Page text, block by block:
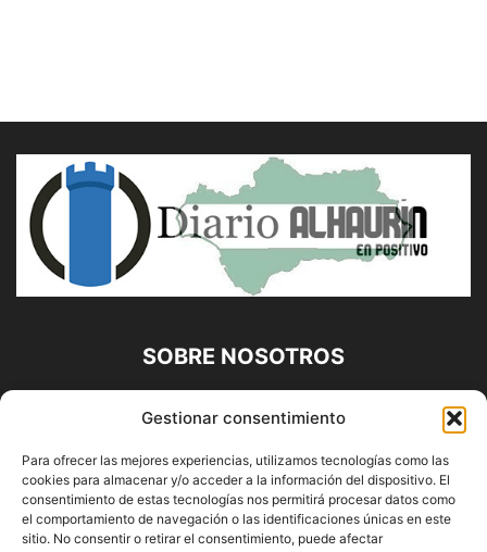
Gestionar consentimiento
Para ofrecer las mejores experiencias, utilizamos tecnologías como las
cookies para almacenar y/o acceder a la información del dispositivo. El
consentimiento de estas tecnologías nos permitirá procesar datos como
el comportamiento de navegación o las identificaciones únicas en este
sitio. No consentir o retirar el consentimiento, puede afectar
SOBRE NOSOTROS
Diario Alhaurín (www.alhaurindelatorre.com) Propiedad de
Francisco E. López López | 639 95 71 95 | Noticias de
Alhaurín de la Torre, Málaga y Provincia|
Contáctanos:info@alhaurindelatorre.com